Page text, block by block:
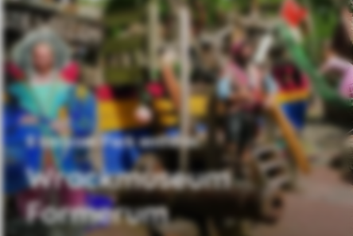
Wrackmuseum
Formerum
8 km vom Park entfernt